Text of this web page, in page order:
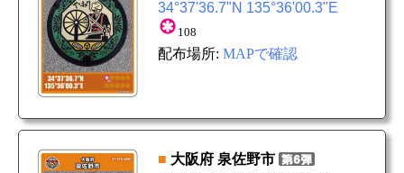
34°37'36.7"N 135°36'00.3"E
108
配布場所: MAPで確認
■ 大阪府 泉佐野市